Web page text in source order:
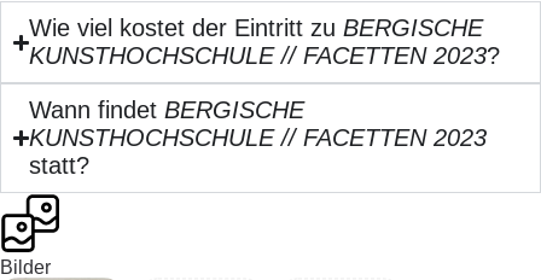
Wie viel kostet der Eintritt zuBERGISCHE
KUNSTHOCHSCHULE // FACETTEN 2023?
Wann findetBERGISCHE
KUNSTHOCHSCHULE // FACETTEN 2023
statt?
Bilder